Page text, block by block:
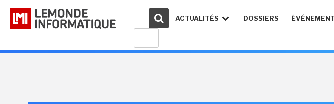
ACTUALITÉS DOSSIERS